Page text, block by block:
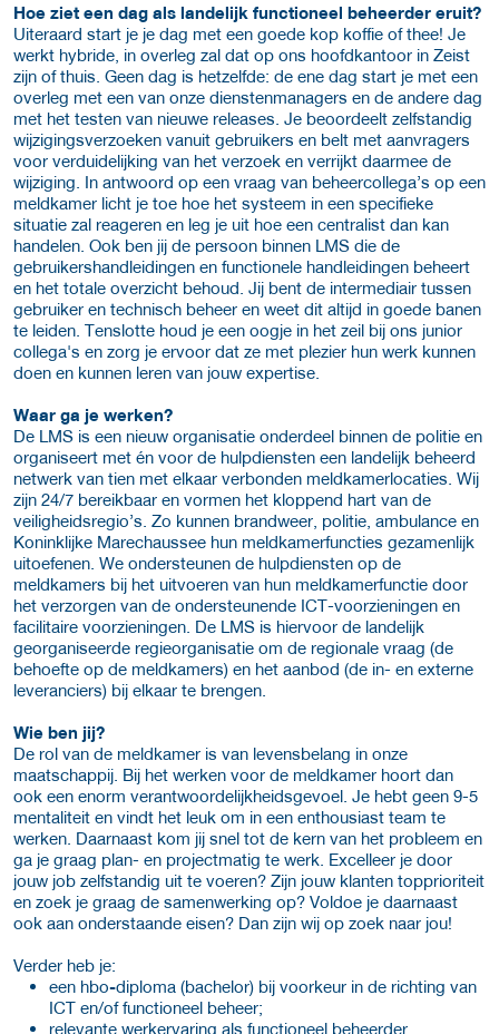
Hoe ziet een dag als landelijk functioneel beheerder eruit?
Uiteraard start je je dag met een goede kop koffie of thee! Je
werkt hybride, in overleg zal dat op ons hoofdkantoor in Zeist
zijn of thuis. Geen dag is hetzelfde: de ene dag start je met een
overleg met een van onze dienstenmanagers en de andere dag
met het testen van nieuwe releases. Je beoordeelt zelfstandig
wijzigingsverzoeken vanuit gebruikers en belt met aanvragers
voor verduidelijking van het verzoek en verrijkt daarmee de
wijziging. In antwoord op een vraag van beheercollega’s op een
meldkamer licht je toe hoe het systeem in een specifieke
situatie zal reageren en leg je uit hoe een centralist dan kan
handelen. Ook ben jij de persoon binnen LMS die de
gebruikershandleidingen en functionele handleidingen beheert
en het totale overzicht behoud. Jij bent de intermediair tussen
gebruiker en technisch beheer en weet dit altijd in goede banen
te leiden. Tenslotte houd je een oogje in het zeil bij ons junior
collega's en zorg je ervoor dat ze met plezier hun werk kunnen
doen en kunnen leren van jouw expertise.
Waar ga je werken?
De LMS is een nieuw organisatie onderdeel binnen de politie en
organiseert met én voor de hulpdiensten een landelijk beheerd
netwerk van tien met elkaar verbonden meldkamerlocaties. Wij
zijn 24/7 bereikbaar en vormen het kloppend hart van de
veiligheidsregio’s. Zo kunnen brandweer, politie, ambulance en
Koninklijke Marechaussee hun meldkamerfuncties gezamenlijk
uitoefenen. We ondersteunen de hulpdiensten op de
meldkamers bij het uitvoeren van hun meldkamerfunctie door
het verzorgen van de ondersteunende ICT-voorzieningen en
facilitaire voorzieningen. De LMS is hiervoor de landelijk
georganiseerde regieorganisatie om de regionale vraag (de
behoefte op de meldkamers) en het aanbod (de in- en externe
leveranciers) bij elkaar te brengen.
Wie ben jij?
De rol van de meldkamer is van levensbelang in onze
maatschappij. Bij het werken voor de meldkamer hoort dan
ook een enorm verantwoordelijkheidsgevoel. Je hebt geen 9-5
mentaliteit en vindt het leuk om in een enthousiast team te
werken. Daarnaast kom jij snel tot de kern van het probleem en
ga je graag plan- en projectmatig te werk. Excelleer je door
jouw job zelfstandig uit te voeren? Zijn jouw klanten topprioriteit
en zoek je graag de samenwerking op? Voldoe je daarnaast
ook aan onderstaande eisen? Dan zijn wij op zoek naar jou!
Verder heb je:
een hbo-diploma (bachelor) bij voorkeur in de richting van
ICT en/of functioneel beheer;
relevante werkervaring als functioneel beheerder,